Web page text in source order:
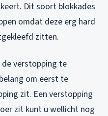
Dit soort blokkades
omdat deze erg hard
zitten.
verstopping te
om eerst te
zit. Een verstopping
zit kunt u wellicht nog